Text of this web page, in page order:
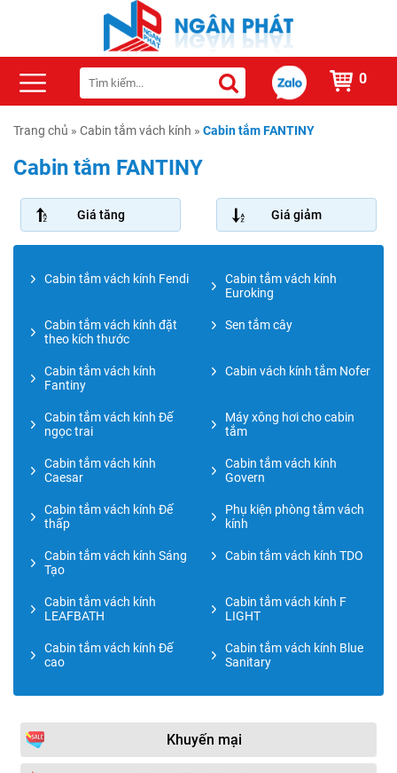
0
Trang chủ » Cabin tắm vách kính » Cabin tắm FANTINY
Cabin tắm FANTINY
Giá tăng Giá giảm
Cabin tắm vách kính Fendi
Cabin tắm vách kính
Euroking
Cabin tắm vách kính đặt
theo kích thước
Sen tắm cây
Cabin tắm vách kính
Fantiny
Cabin vách kính tắm Nofer
Cabin tắm vách kính Đế
ngọc trai
Máy xông hơi cho cabin
tắm
Cabin tắm vách kính
Caesar
Cabin tắm vách kính
Govern
Cabin tắm vách kính Đế
thấp
Phụ kiện phòng tắm vách
kính
Cabin tắm vách kính Sáng
Tạo
Cabin tắm vách kính TDO
Cabin tắm vách kính
LEAFBATH
Cabin tắm vách kính F
LIGHT
Cabin tắm vách kính Đế
cao
Cabin tắm vách kính Blue
Sanitary
Khuyến mại